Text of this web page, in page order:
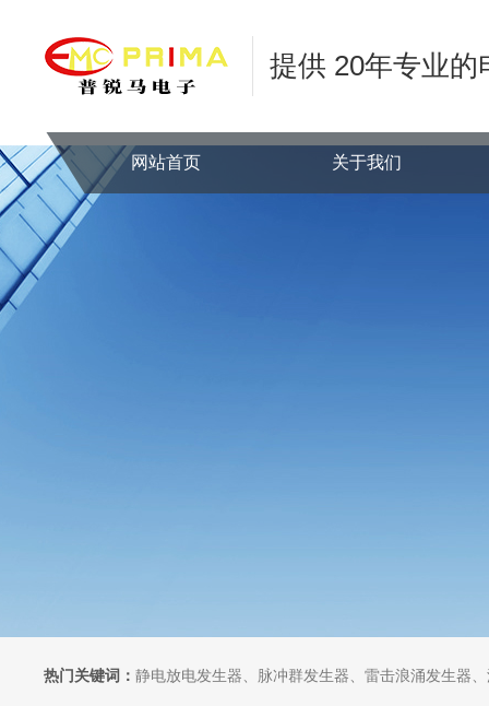
提供 20年专业
网站首页 关于我们
热门关键词： 静电放电发生器、脉冲群发生器、雷击浪涌发生器、汽车干扰模拟器、组